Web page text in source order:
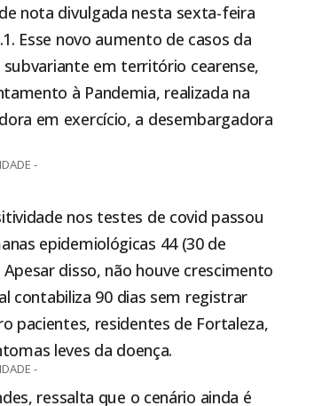
nota divulgada nesta sexta-feira
Esse novo aumento de casos da
em território cearense,
à Pandemia, realizada na
em exercício, a desembargadora
-
nos testes de covid passou
epidemiológicas 44 (30 de
disso, não houve crescimento
contabiliza 90 dias sem registrar
pacientes, residentes de Fortaleza,
leves da doença.
-
ressalta que o cenário ainda é